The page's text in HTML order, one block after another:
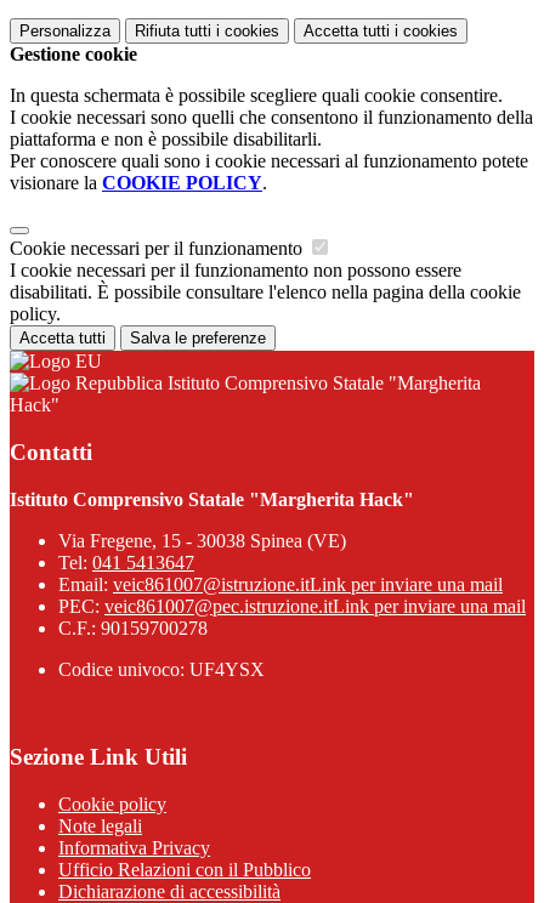
Personalizza Rifiuta tutti i cookies Accetta tutti i cookies
Gestione cookie
In questa schermata è possibile scegliere quali cookie consentire.
I cookie necessari sono quelli che consentono il funzionamento della
piattaforma e non è possibile disabilitarli.
Per conoscere quali sono i cookie necessari al funzionamento potete
visionare la COOKIE POLICY.
Cookie necessari per il funzionamento
I cookie necessari per il funzionamento non possono essere
disabilitati. È possibile consultare l'elenco nella pagina della cookie
policy.
Accetta tutti Salva le preferenze
Istituto Comprensivo Statale "Margherita
Hack"
Contatti
Istituto Comprensivo Statale "Margherita Hack"
Via Fregene, 15 - 30038 Spinea (VE)
Tel: 041 5413647
Email: veic861007@istruzione.itLink per inviare una mail
PEC: veic861007@pec.istruzione.itLink per inviare una mail
C.F.: 90159700278
Codice univoco: UF4YSX
Sezione Link Utili
Cookie policy
Note legali
Informativa Privacy
Ufficio Relazioni con il Pubblico
Dichiarazione di accessibilità